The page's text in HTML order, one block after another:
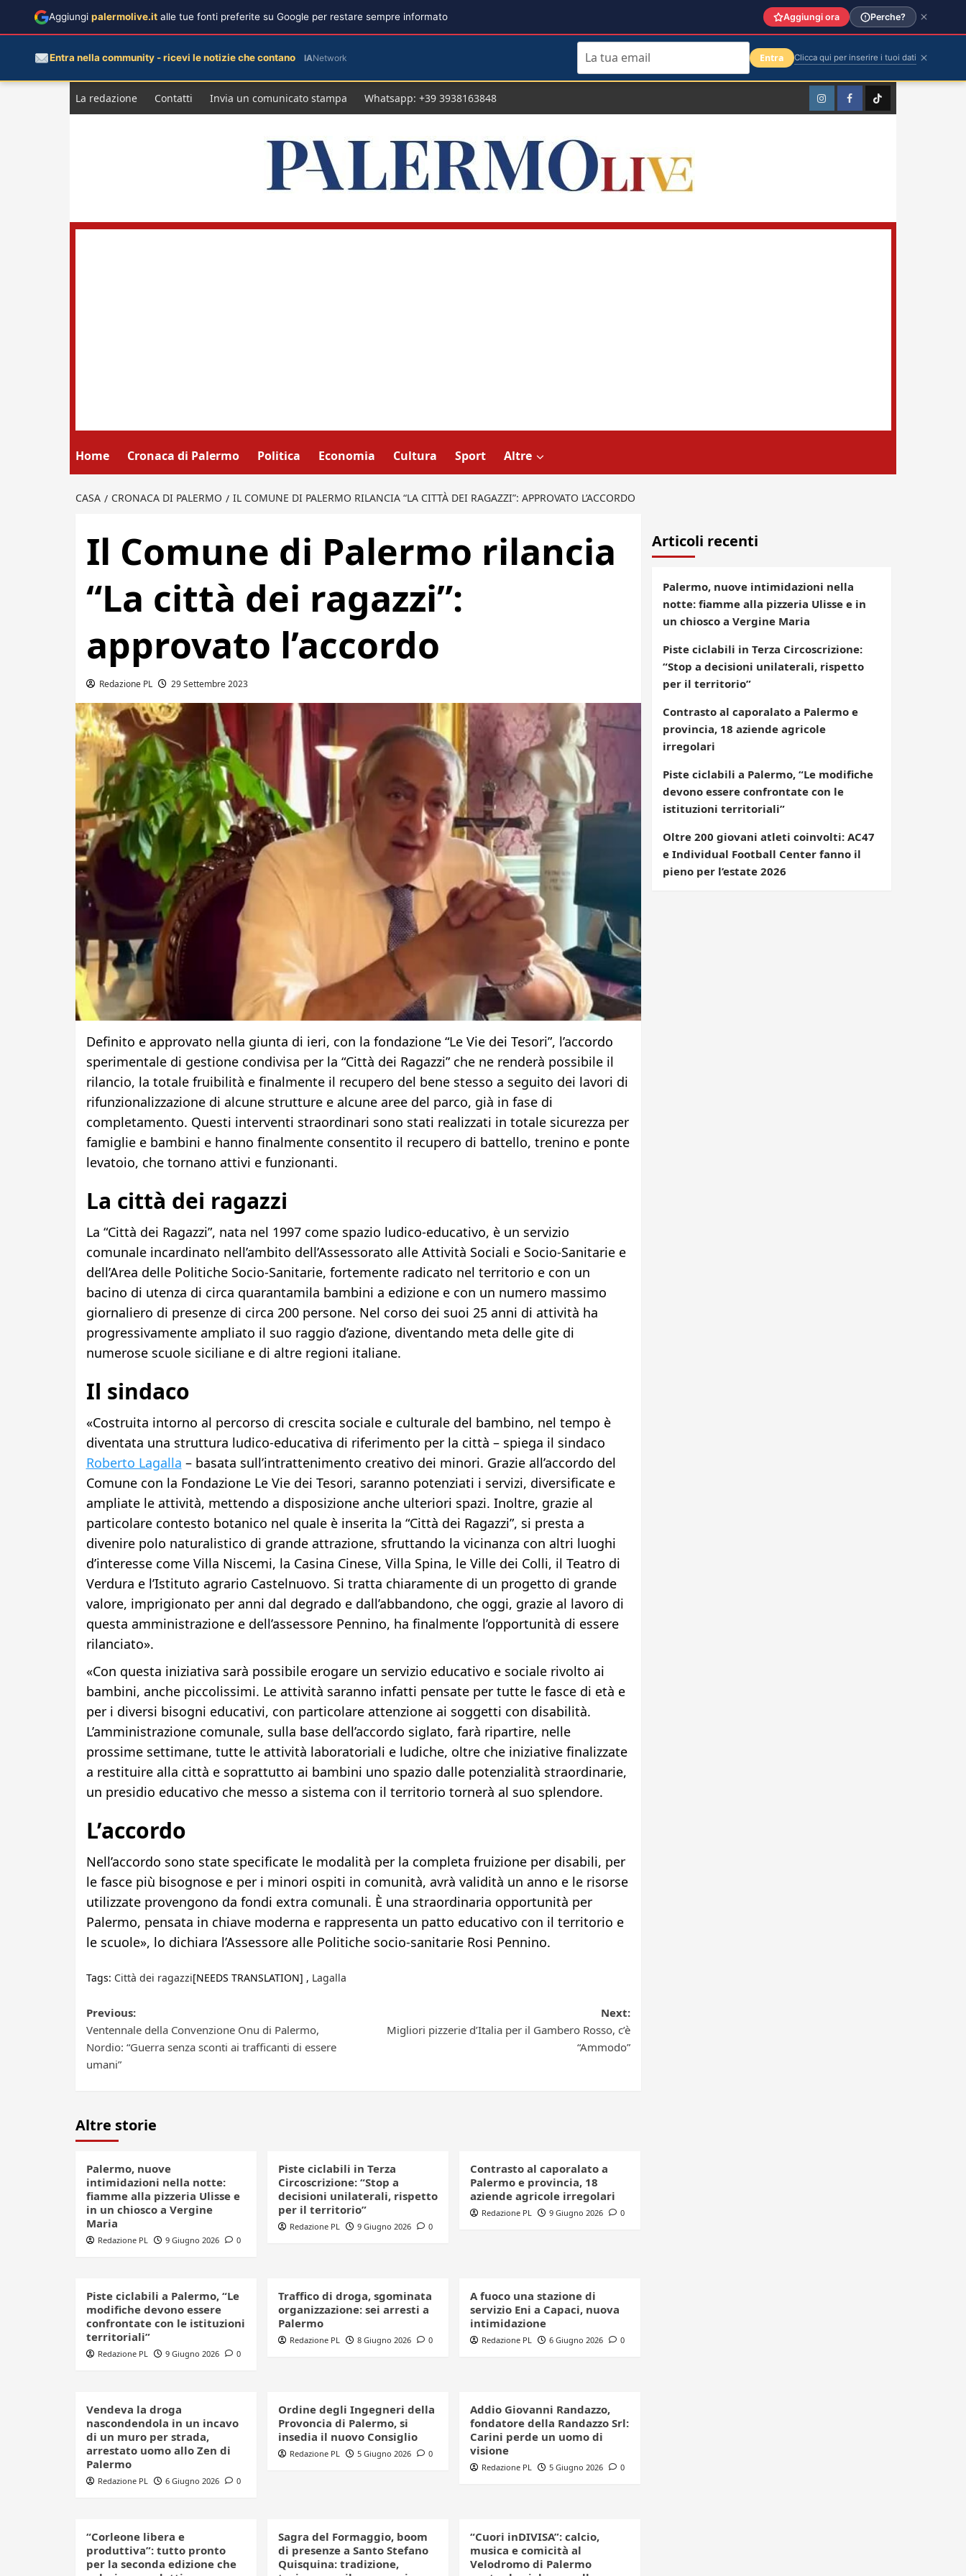
La redazione Contatti Invia un comunicato stampa Whatsapp: +39 3938163848 InstagramFacebookTikTok
Home Cronaca di Palermo Politica Economia Cultura Sport Altre
CASA CRONACA DI PALERMO IL COMUNE DI PALERMO RILANCIA “LA CITTÀ DEI RAGAZZI”: APPROVATO L’ACCORDO
Il Comune di Palermo rilancia
“La città dei ragazzi”:
approvato l’accordo
Redazione PL 29 Settembre 2023
Definito e approvato nella giunta di ieri, con la fondazione “Le Vie dei Tesori”, l’accordo
sperimentale di gestione condivisa per la “Città dei Ragazzi” che ne renderà possibile il
rilancio, la totale fruibilità e finalmente il recupero del bene stesso a seguito dei lavori di
rifunzionalizzazione di alcune strutture e alcune aree del parco, già in fase di
completamento. Questi interventi straordinari sono stati realizzati in totale sicurezza per
famiglie e bambini e hanno finalmente consentito il recupero di battello, trenino e ponte
levatoio, che tornano attivi e funzionanti.
La città dei ragazzi
La “Città dei Ragazzi”, nata nel 1997 come spazio ludico-educativo, è un servizio
comunale incardinato nell’ambito dell’Assessorato alle Attività Sociali e Socio-Sanitarie e
dell’Area delle Politiche Socio-Sanitarie, fortemente radicato nel territorio e con un
bacino di utenza di circa quarantamila bambini a edizione e con un numero massimo
giornaliero di presenze di circa 200 persone. Nel corso dei suoi 25 anni di attività ha
progressivamente ampliato il suo raggio d’azione, diventando meta delle gite di
numerose scuole siciliane e di altre regioni italiane.
Il sindaco
«Costruita intorno al percorso di crescita sociale e culturale del bambino, nel tempo è
diventata una struttura ludico-educativa di riferimento per la città – spiega il sindaco
Roberto Lagalla – basata sull’intrattenimento creativo dei minori. Grazie all’accordo del
Comune con la Fondazione Le Vie dei Tesori, saranno potenziati i servizi, diversificate e
ampliate le attività, mettendo a disposizione anche ulteriori spazi. Inoltre, grazie al
particolare contesto botanico nel quale è inserita la “Città dei Ragazzi”, si presta a
divenire polo naturalistico di grande attrazione, sfruttando la vicinanza con altri luoghi
d’interesse come Villa Niscemi, la Casina Cinese, Villa Spina, le Ville dei Colli, il Teatro di
Verdura e l’Istituto agrario Castelnuovo. Si tratta chiaramente di un progetto di grande
valore, imprigionato per anni dal degrado e dall’abbandono, che oggi, grazie al lavoro di
questa amministrazione e dell’assessore Pennino, ha finalmente l’opportunità di essere
rilanciato».
«Con questa iniziativa sarà possibile erogare un servizio educativo e sociale rivolto ai
bambini, anche piccolissimi. Le attività saranno infatti pensate per tutte le fasce di età e
per i diversi bisogni educativi, con particolare attenzione ai soggetti con disabilità.
L’amministrazione comunale, sulla base dell’accordo siglato, farà ripartire, nelle
prossime settimane, tutte le attività laboratoriali e ludiche, oltre che iniziative finalizzate
a restituire alla città e soprattutto ai bambini uno spazio dalle potenzialità straordinarie,
un presidio educativo che messo a sistema con il territorio tornerà al suo splendore.
L’accordo
Nell’accordo sono state specificate le modalità per la completa fruizione per disabili, per
le fasce più bisognose e per i minori ospiti in comunità, avrà validità un anno e le risorse
utilizzate provengono da fondi extra comunali. È una straordinaria opportunità per
Palermo, pensata in chiave moderna e rappresenta un patto educativo con il territorio e
le scuole», lo dichiara l’Assessore alle Politiche socio-sanitarie Rosi Pennino.
Tags: Città dei ragazzi[NEEDS TRANSLATION] , Lagalla
Post
navigation
Previous:
Ventennale della Convenzione Onu di Palermo,
Nordio: “Guerra senza sconti ai trafficanti di essere
umani”
Next:
Migliori pizzerie d’Italia per il Gambero Rosso, c’è
“Ammodo”
Altre storie
Palermo, nuove
intimidazioni nella notte:
fiamme alla pizzeria Ulisse e
in un chiosco a Vergine
Maria
Redazione PL 9 Giugno 2026 0
Piste ciclabili in Terza
Circoscrizione: “Stop a
decisioni unilaterali, rispetto
per il territorio”
Redazione PL 9 Giugno 2026 0
Contrasto al caporalato a
Palermo e provincia, 18
aziende agricole irregolari
Redazione PL 9 Giugno 2026 0
Piste ciclabili a Palermo, “Le
modifiche devono essere
confrontate con le istituzioni
territoriali”
Redazione PL 9 Giugno 2026 0
Traffico di droga, sgominata
organizzazione: sei arresti a
Palermo
Redazione PL 8 Giugno 2026 0
A fuoco una stazione di
servizio Eni a Capaci, nuova
intimidazione
Redazione PL 6 Giugno 2026 0
Vendeva la droga
nascondendola in un incavo
di un muro per strada,
arrestato uomo allo Zen di
Palermo
Redazione PL 6 Giugno 2026 0
Ordine degli Ingegneri della
Provoncia di Palermo, si
insedia il nuovo Consiglio
Redazione PL 5 Giugno 2026 0
Addio Giovanni Randazzo,
fondatore della Randazzo Srl:
Carini perde un uomo di
visione
Redazione PL 5 Giugno 2026 0
“Corleone libera e
produttiva”: tutto pronto
per la seconda edizione che
Sagra del Formaggio, boom
di presenze a Santo Stefano
Quisquina: tradizione,
“Cuori inDIVISA”: calcio,
musica e comicità al
Velodromo di Palermo
Articoli recenti
Palermo, nuove intimidazioni nella
notte: fiamme alla pizzeria Ulisse e in
un chiosco a Vergine Maria
Piste ciclabili in Terza Circoscrizione:
“Stop a decisioni unilaterali, rispetto
per il territorio”
Contrasto al caporalato a Palermo e
provincia, 18 aziende agricole
irregolari
Piste ciclabili a Palermo, “Le modifiche
devono essere confrontate con le
istituzioni territoriali”
Oltre 200 giovani atleti coinvolti: AC47
e Individual Football Center fanno il
pieno per l’estate 2026
Aggiungi palermolive.it alle tue fonti preferite su Google per restare sempre informato Aggiungi ora Perche?
Entra nella community - ricevi le notizie che contano IANetwork Entra Clicca qui per inserire i tuoi dati